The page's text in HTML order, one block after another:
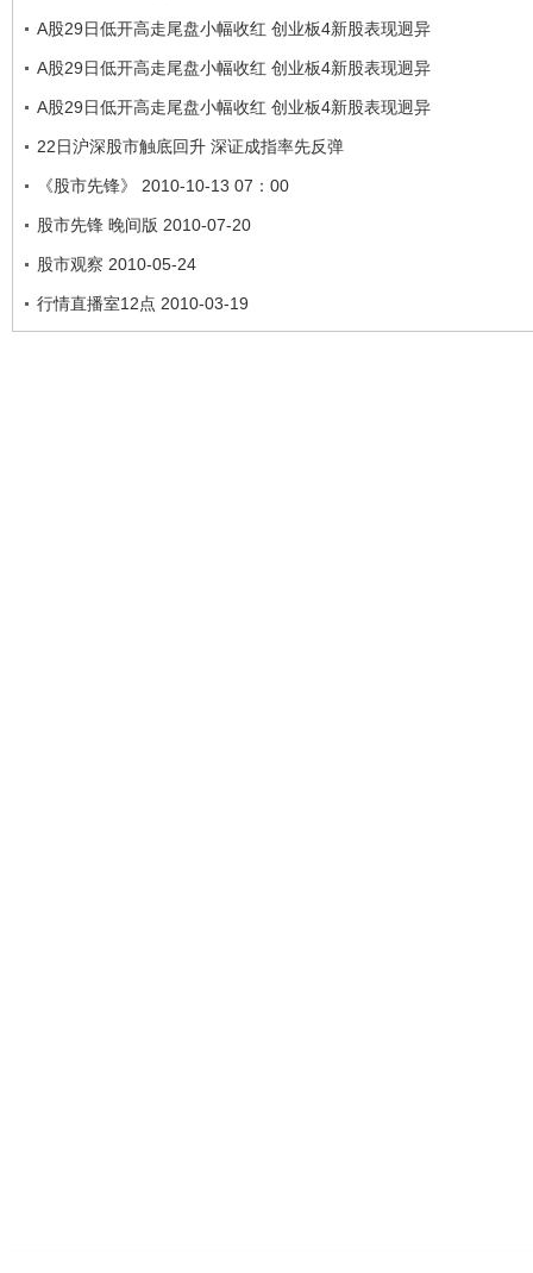
A股29日低开高走尾盘小幅收红 创业板4新股表现迥异
A股29日低开高走尾盘小幅收红 创业板4新股表现迥异
A股29日低开高走尾盘小幅收红 创业板4新股表现迥异
22日沪深股市触底回升 深证成指率先反弹
《股市先锋》 2010-10-13 07：00
股市先锋 晚间版 2010-07-20
股市观察 2010-05-24
行情直播室12点 2010-03-19